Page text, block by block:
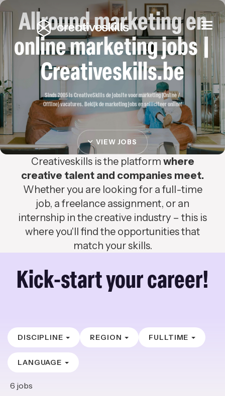
Allround marketing en
online marketing jobs |
Creativeskills.be
Sinds 2005 is CreativeSkills de jobsite voor marketing (Online /
Offline) vacatures. Bekijk de marketing jobs en solliciteer online!
VIEW JOBS
Creativeskills is the platform where
creative talent and companies meet.
Whether you are looking for a full-time
job, a freelance assignment, or an
internship in the creative industry – this is
where you'll find the opportunities that
match your skills.
Kick-start your career!
DISCIPLINE REGION FULLTIME
LANGUAGE
6 jobs